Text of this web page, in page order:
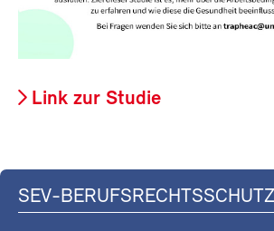
Link zur Studie
SEV-BERUFSRECHTSSCHUTZ